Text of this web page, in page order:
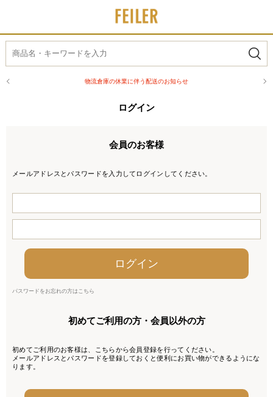
物流倉庫の休業に伴う配送のお知らせ
ログイン
会員のお客様
メールアドレスとパスワードを入力してログインしてください。
パスワードをお忘れの方はこちら
初めてご利用の方・会員以外の方
初めてご利用のお客様は、こちらから会員登録を行ってください。
メールアドレスとパスワードを登録しておくと便利にお買い物ができるようにな
ります。